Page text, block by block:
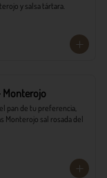
y salsa tártara.
Monterojo
pan de tu preferencia,
Monterojo sal rosada del